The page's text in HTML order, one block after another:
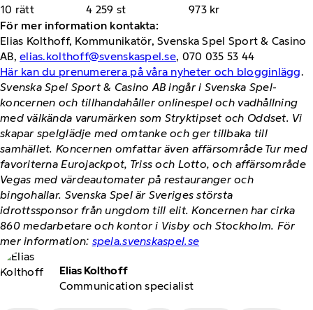
10 rätt
4 259 st
973 kr
För mer information kontakta:
Elias Kolthoff, Kommunikatör, Svenska Spel Sport & Casino
AB,elias.kolthoff@svenskaspel.se, 070 035 53 44
Här kan du prenumerera på våra nyheter och blogginlägg.
Svenska Spel Sport & Casino AB ingår i Svenska Spel-
koncernen och tillhandahåller onlinespel och vadhållning
med välkända varumärken som Stryktipset och Oddset. Vi
skapar spelglädje med omtanke och ger tillbaka till
samhället. Koncernen omfattar även affärsområde Tur med
favoriterna Eurojackpot, Triss och Lotto, och affärsområde
Vegas med värdeautomater på restauranger och
bingohallar. Svenska Spel är Sveriges största
idrottssponsor från ungdom till elit. Koncernen har cirka
860 medarbetare och kontor i Visby och Stockholm. För
mer information: spela.svenskaspel.se
Communication specialist
Elias Kolthoff